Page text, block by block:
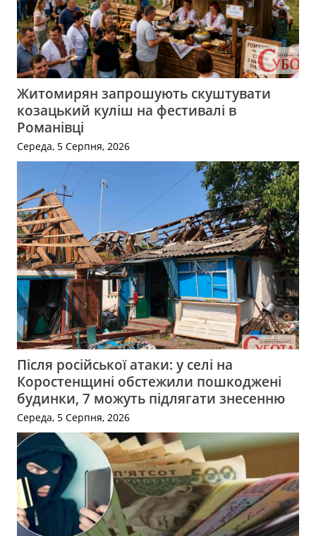
Житомирян запрошують скуштувати
козацький куліш на фестивалі в
Романівці
Середа, 5 Серпня, 2026
Після російської атаки: у селі на
Коростенщині обстежили пошкоджені
будинки, 7 можуть підлягати знесенню
Середа, 5 Серпня, 2026